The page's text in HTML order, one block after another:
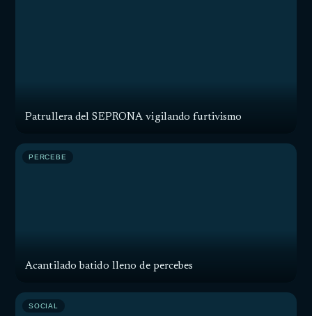
Patrullera del SEPRONA vigilando furtivismo
Acantilado batido lleno de percebes
PERCEBE
SOCIAL